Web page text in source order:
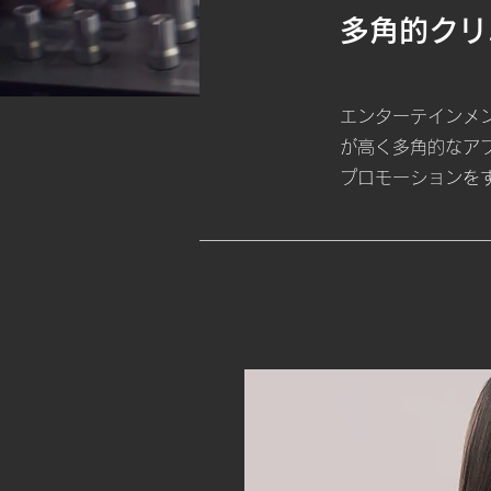
多角的ク
エンターテインメ
が高く多角的なア
プロモーションを